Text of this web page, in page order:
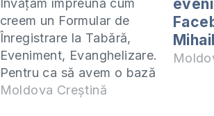
Învățăm împreună cum
creem un Formular de
Înregistrare la Tabără,
Eveniment, Evanghelizare.
Pentru ca să avem o bază
de date a persoanelor
Moldova Creștină